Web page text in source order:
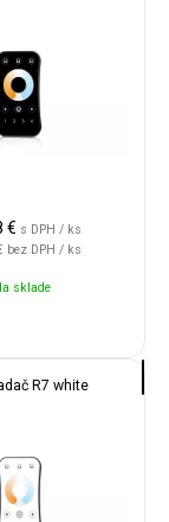
€ s DPH / ks
bez DPH / ks
sklade
R7 white